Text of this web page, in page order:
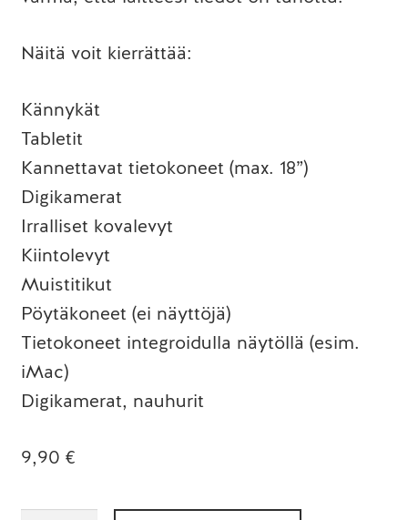
Näitä voit kierrättää:
Kännykät
Tabletit
Kannettavat tietokoneet (max. 18”)
Digikamerat
Irralliset kovalevyt
Kiintolevyt
Muistitikut
Pöytäkoneet (ei näyttöjä)
Tietokoneet integroidulla näytöllä (esim.
iMac)
Digikamerat, nauhurit
9,90 €